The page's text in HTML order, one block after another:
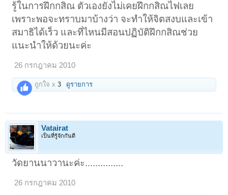
รู้ในการฝึกกสิณ ตัวเองยังไม่เคยฝึกกสิณไฟเลย
เพราะพอจะทราบมาบ้างว่า จะทำให้จิตสงบและเข้า
สมาธิได้เร็ว และที่ไหนมีสอนปฏิบัติฝึกกสิณช่วย
แนะนำให้ด้วยนะค่ะ
26 กรกฎาคม 2010
ถูกใจ x3 ดูรายการ
Vatairat
เป็นที่รู้จักกันดี
วัดยานนาวานะค่ะ...............
26 กรกฎาคม 2010